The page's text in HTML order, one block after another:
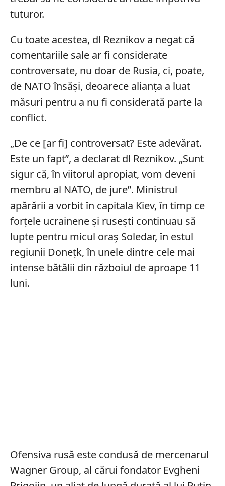
tuturor.
Cu toate acestea, dl Reznikov a negat că
comentariile sale ar fi considerate
controversate, nu doar de Rusia, ci, poate,
de NATO însăși, deoarece alianța a luat
măsuri pentru a nu fi considerată parte la
conflict.
„De ce [ar fi] controversat? Este adevărat.
Este un fapt”, a declarat dl Reznikov. „Sunt
sigur că, în viitorul apropiat, vom deveni
membru al NATO, de jure”. Ministrul
apărării a vorbit în capitala Kiev, în timp ce
forțele ucrainene și rusești continuau să
lupte pentru micul oraș Soledar, în estul
regiunii Donețk, în unele dintre cele mai
intense bătălii din războiul de aproape 11
luni.
Ofensiva rusă este condusă de mercenarul
Wagner Group, al cărui fondator Evgheni